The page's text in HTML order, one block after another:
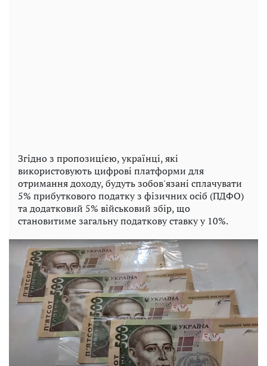
Згідно з пропозицією, українці, які
використовують цифрові платформи для
отримання доходу, будуть зобов'язані сплачувати
5% прибуткового податку з фізичних осіб (ПДФО)
та додатковий 5% військовий збір, що
становитиме загальну податкову ставку у 10%.